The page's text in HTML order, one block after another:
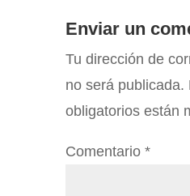
Enviar un
Tu dirección de
no será publicada.
obligatorios están
Comentario *